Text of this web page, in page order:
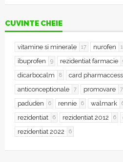
CUVINTE CHEIE
vitamine si minerale 17 nurofen
ibuprofen 9 rezidentiat farmacie
dicarbocalm 8 card pharmaccess
anticonceptionale 7 promovare 7
paduden 6 rennie 6 walmark
rezidentiat 6 rezidentiat 2012 6
rezidentiat 2022 6